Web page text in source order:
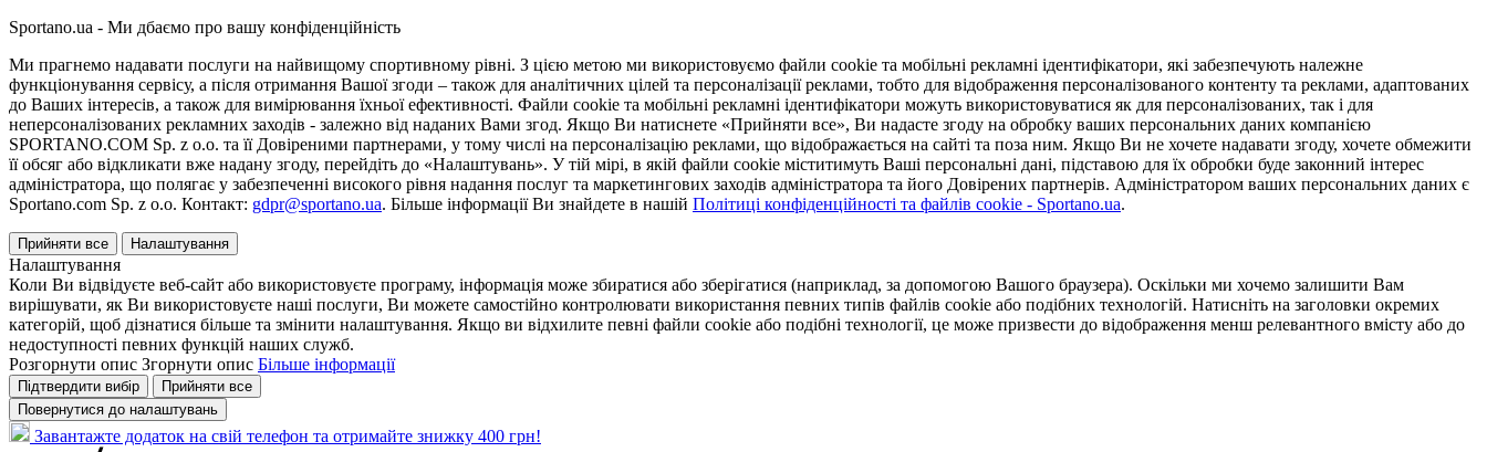
Sportano.ua - Ми дбаємо про вашу конфіденційність
Ми прагнемо надавати послуги на найвищому спортивному рівні. З цією метою ми використовуємо файли cookie та мобільні рекламні ідентифікатори, які забезпечують належне
функціонування сервісу, а після отримання Вашої згоди – також для аналітичних цілей та персоналізації реклами, тобто для відображення персоналізованого контенту та реклами, адаптованих
до Ваших інтересів, а також для вимірювання їхньої ефективності. Файли cookie та мобільні рекламні ідентифікатори можуть використовуватися як для персоналізованих, так і для
неперсоналізованих рекламних заходів - залежно від наданих Вами згод. Якщо Ви натиснете «Прийняти все», Ви надасте згоду на обробку ваших персональних даних компанією
SPORTANO.COM Sp. z o.o. та її Довіреними партнерами, у тому числі на персоналізацію реклами, що відображається на сайті та поза ним. Якщо Ви не хочете надавати згоду, хочете обмежити
її обсяг або відкликати вже надану згоду, перейдіть до «Налаштувань». У тій мірі, в якій файли cookie міститимуть Ваші персональні дані, підставою для їх обробки буде законний інтерес
адміністратора, що полягає у забезпеченні високого рівня надання послуг та маркетингових заходів адміністратора та його Довірених партнерів. Адміністратором ваших персональних даних є
Sportano.com Sp. z o.o. Контакт: gdpr@sportano.ua. Більше інформації Ви знайдете в нашій Політиці конфіденційності та файлів cookie - Sportano.ua.
Прийняти все Налаштування
Налаштування
Коли Ви відвідуєте веб-сайт або використовуєте програму, інформація може збиратися або зберігатися (наприклад, за допомогою Вашого браузера). Оскільки ми хочемо залишити Вам
вирішувати, як Ви використовуєте наші послуги, Ви можете самостійно контролювати використання певних типів файлів cookie або подібних технологій. Натисніть на заголовки окремих
категорій, щоб дізнатися більше та змінити налаштування. Якщо ви відхилите певні файли cookie або подібні технології, це може призвести до відображення менш релевантного вмісту або до
недоступності певних функцій наших служб.
Розгорнути опис Згорнути опис Більше інформації
Підтвердити вибір
Прийняти все
Повернутися до налаштувань
Завантажте додаток на свій телефон та отримайте знижку 400 грн!